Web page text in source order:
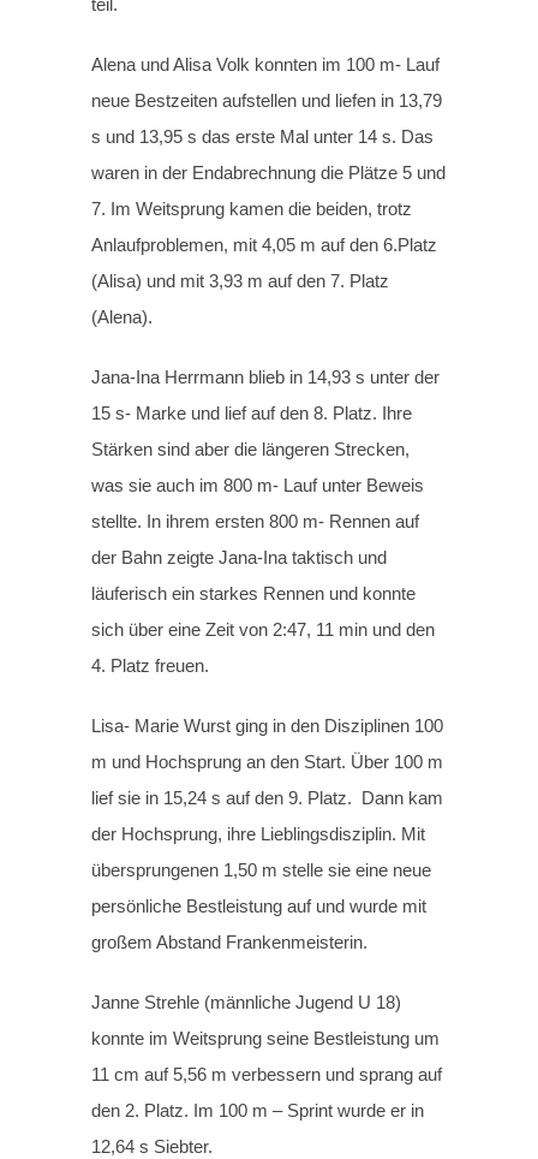
teil.
Alena und Alisa Volk konnten im 100 m- Lauf
neue Bestzeiten aufstellen und liefen in 13,79
s und 13,95 s das erste Mal unter 14 s. Das
waren in der Endabrechnung die Plätze 5 und
7. Im Weitsprung kamen die beiden, trotz
Anlaufproblemen, mit 4,05 m auf den 6.Platz
(Alisa) und mit 3,93 m auf den 7. Platz
(Alena).
Jana-Ina Herrmann blieb in 14,93 s unter der
15 s- Marke und lief auf den 8. Platz. Ihre
Stärken sind aber die längeren Strecken,
was sie auch im 800 m- Lauf unter Beweis
stellte. In ihrem ersten 800 m- Rennen auf
der Bahn zeigte Jana-Ina taktisch und
läuferisch ein starkes Rennen und konnte
sich über eine Zeit von 2:47, 11 min und den
4. Platz freuen.
Lisa- Marie Wurst ging in den Disziplinen 100
m und Hochsprung an den Start. Über 100 m
lief sie in 15,24 s auf den 9. Platz. Dann kam
der Hochsprung, ihre Lieblingsdisziplin. Mit
übersprungenen 1,50 m stelle sie eine neue
persönliche Bestleistung auf und wurde mit
großem Abstand Frankenmeisterin.
Janne Strehle (männliche Jugend U 18)
konnte im Weitsprung seine Bestleistung um
11 cm auf 5,56 m verbessern und sprang auf
den 2. Platz. Im 100 m – Sprint wurde er in
12,64 s Siebter.